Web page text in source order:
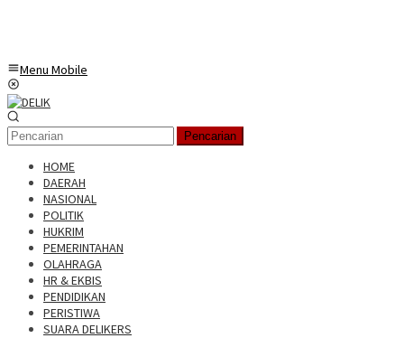
Menu Mobile
Pencarian
HOME
DAERAH
NASIONAL
POLITIK
HUKRIM
PEMERINTAHAN
OLAHRAGA
HR & EKBIS
PENDIDIKAN
PERISTIWA
SUARA DELIKERS